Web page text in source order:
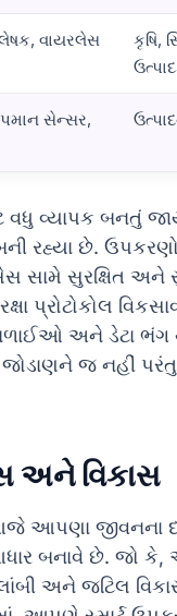
વાયરલેસ
કૃષિ,
સેન્સર,
વ્યાપક બનતું
રહ્યા છે. ઉપકરણો
સુરક્ષિત અને
પ્રોટોકોલ
અને ડેટા
જ નહીં
અને વિકાસ
જીવનના
બનાવે છે. જો કે,
અને જટિલ વિકાસ